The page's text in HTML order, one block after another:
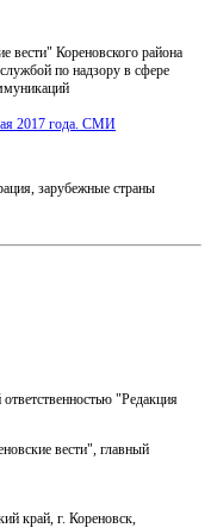
вести" Кореновского района
по надзору в сфере
2017 года. СМИ
зарубежные страны
"Редакция
вести", главный
край, г. Кореновск,